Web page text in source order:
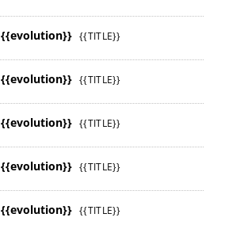
{{evolution}} {{TITLE}}
{{evolution}} {{TITLE}}
{{evolution}} {{TITLE}}
{{evolution}} {{TITLE}}
{{evolution}} {{TITLE}}